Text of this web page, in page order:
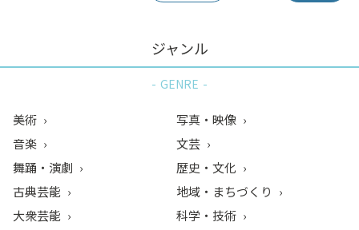
ジャンル
GENRE
美術
音楽
舞踊・演劇
古典芸能
大衆芸能
写真・映像
文芸
歴史・文化
地域・まちづくり
科学・技術